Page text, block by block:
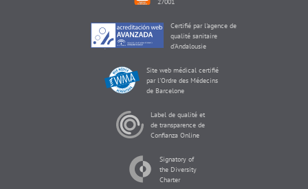
Certifié par l'agence de
qualité sanitaire
d'Andalousie
Site web médical certifié
par l'Ordre des Médecins
de Barcelone
Label de qualité et
de transparence de
Confianza Online
Signatory of
the Diversity
Charter